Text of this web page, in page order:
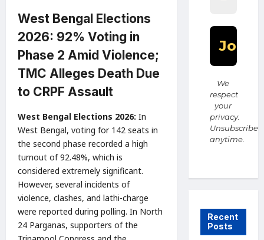
West Bengal Elections
2026: 92% Voting in
Phase 2 Amid Violence;
TMC Alleges Death Due
to CRPF Assault
West Bengal Elections 2026: In
West Bengal, voting for 142 seats in
the second phase recorded a high
turnout of 92.48%, which is
considered extremely significant.
However, several incidents of
violence, clashes, and lathi-charge
were reported during polling. In North
24 Parganas, supporters of the
We
respect
your
privacy.
Unsubscribe
anytime.
Recent
Posts